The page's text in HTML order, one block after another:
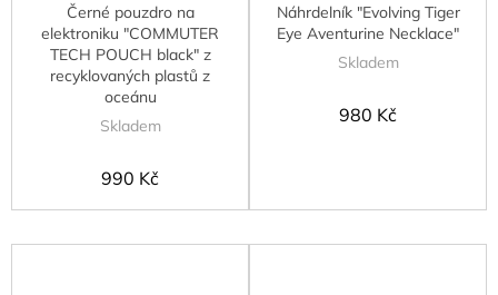
Černé pouzdro na
elektroniku "COMMUTER
TECH POUCH black" z
recyklovaných plastů z
oceánu
Skladem
990 Kč
Náhrdelník "Evolving Tiger
Eye Aventurine Necklace"
Skladem
980 Kč